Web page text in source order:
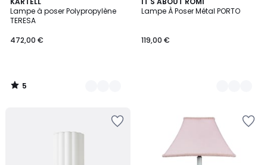
Lampe à poser Polypropylène
TERESA
472,00 €
/
5
9
Couleurs
5
/
Lampe À Poser Métal PORTO
119,00 €
3
Couleurs